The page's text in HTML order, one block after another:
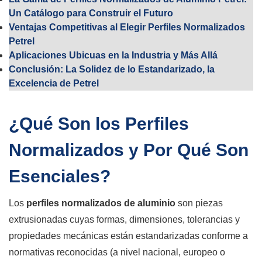
Un Catálogo para Construir el Futuro
Ventajas Competitivas al Elegir Perfiles Normalizados
Petrel
Aplicaciones Ubicuas en la Industria y Más Allá
Conclusión: La Solidez de lo Estandarizado, la
Excelencia de Petrel
¿Qué Son los Perfiles
Normalizados y Por Qué Son
Esenciales?
Los perfiles normalizados de aluminio son piezas
extrusionadas cuyas formas, dimensiones, tolerancias y
propiedades mecánicas están estandarizadas conforme a
normativas reconocidas (a nivel nacional, europeo o